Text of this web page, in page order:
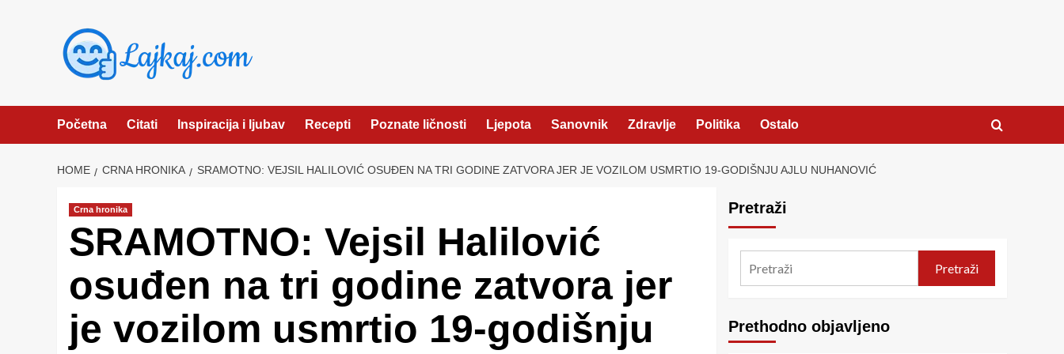
Početna Citati Inspiracija i ljubav Recepti Poznate ličnosti Ljepota Sanovnik Zdravlje Politika Ostalo
HOME CRNA HRONIKA SRAMOTNO: VEJSIL HALILOVIĆ OSUĐEN NA TRI GODINE ZATVORA JER JE VOZILOM USMRTIO 19-GODIŠNJU AJLU NUHANOVIĆ
Crna hronika
SRAMOTNO: Vejsil Halilović
osuđen na tri godine zatvora jer
je vozilom usmrtio 19-godišnju
Pretraži
Pretraži
Prethodno objavljeno